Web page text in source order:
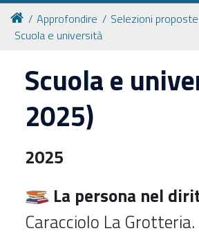
Collezioni
Appuntamenti
Prenotazione spazi
Approfondire Selezioni proposte
Scuola e università
Scuola e
2025)
2025
La persona nel
Caracciolo La